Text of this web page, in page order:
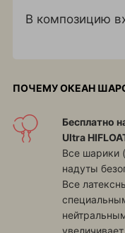
В композицию
ПОЧЕМУ ОКЕАН
Бесплатно
Ultra
Все шарики
надуты
Все